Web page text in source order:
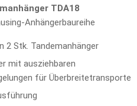
TDA18
Anhängerbaureihe
2 Stk. Tandemanhänger
mit ausziehbaren
für Überbreitetransporte